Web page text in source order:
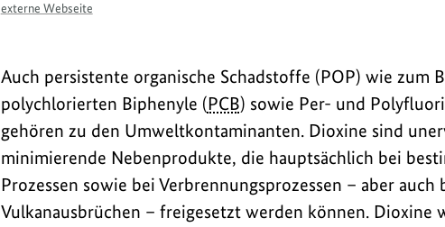
externe Webseite
Auch persistente organische Schadstoffe (POP) wie zum
polychlorierten Biphenyle (PCB) sowie Per- und
gehören zu den Umweltkontaminanten. Dioxine sind
minimierende Nebenprodukte, die hauptsächlich bei
Prozessen sowie bei Verbrennungsprozessen – aber
Vulkanausbrüchen – freigesetzt werden können. Dioxine